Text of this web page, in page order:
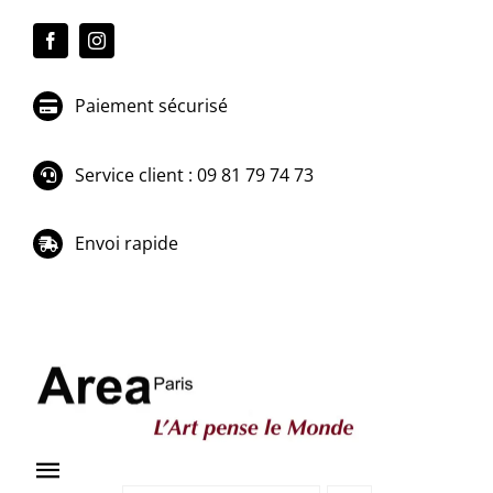
Paiement sécurisé
Service client : 09 81 79 74 73
Envoi rapide